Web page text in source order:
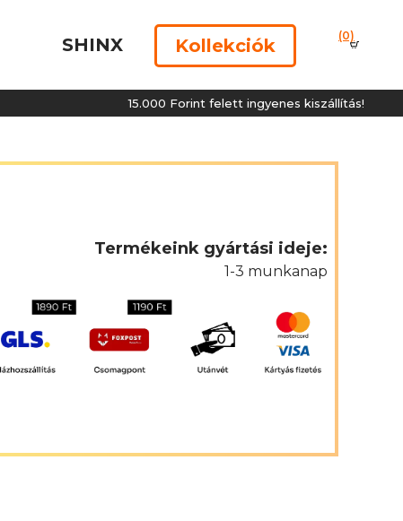
SHINX Kollekciók (0)
15.000 Forint felett ingyenes kiszállítás!
Termékeink gyártási ideje:
1-3 munkanap